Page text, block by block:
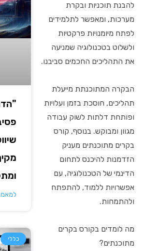
להבנת תוכניות ובקרת
מערכות, ומאפשר לתלמידים
לפתח מיומנויות פרקטיות
ולשלוט בטכנולוגיה שמניעה
את התהליכים החכמים סביבנו.
הבקרה המתוכנתת מייעלת
תהליכים, חוסכת בזמן ועלויות
ופותחת דלתות לשוק עבודה
מגוון ומבוקש. בנוסף, קורס
בקרים מתוכנתים מעניק
הזדמנות להיכנס לתחום
הדינמי של הטכנולוגיה, עם
אפשרויות ללמוד, להתפתח
ולהתמחות.
מה לומדים בקורס בקרים
מתוכנתים?
כללי